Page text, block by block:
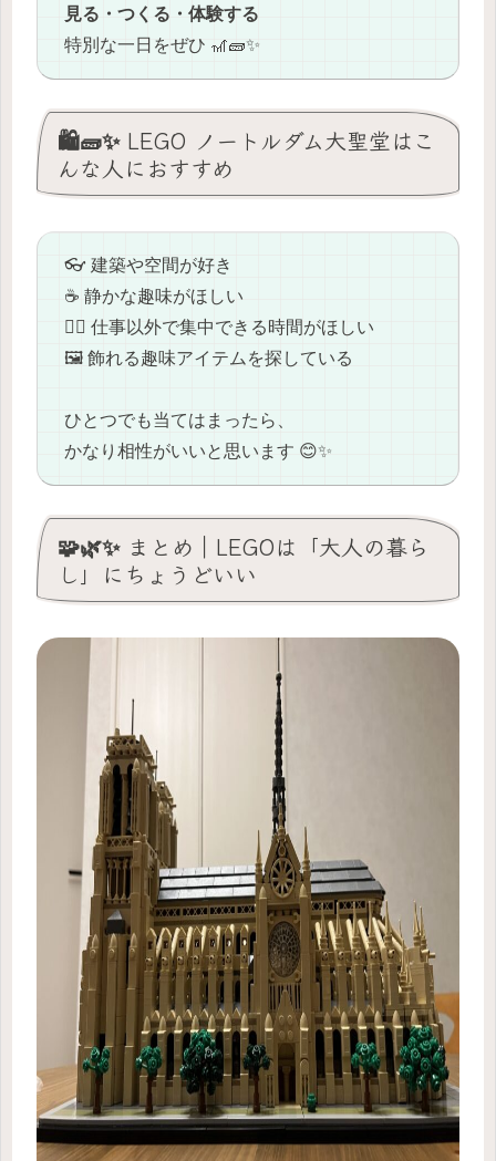
見る・つくる・体験する
特別な一日をぜひ 🎢🧱✨
🛍️🧱✨ LEGO ノートルダム大聖堂はこ
んな人におすすめ
👓 建築や空間が好き
☕ 静かな趣味がほしい
🧘‍♂️ 仕事以外で集中できる時間がほしい
🖼️ 飾れる趣味アイテムを探している
ひとつでも当てはまったら、
かなり相性がいいと思います 😊✨
🧩🌿✨ まとめ｜LEGOは「大人の暮ら
し」にちょうどいい